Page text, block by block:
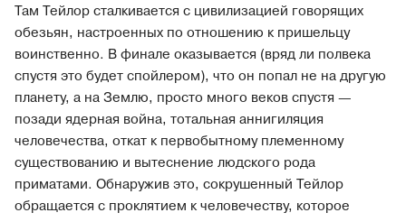
Там Тейлор сталкивается с цивилизацией говорящих
обезьян, настроенных по отношению к пришельцу
воинственно. В финале оказывается (вряд ли полвека
спустя это будет спойлером), что он попал не на другую
планету, а на Землю, просто много веков спустя —
позади ядерная война, тотальная аннигиляция
человечества, откат к первобытному племенному
существованию и вытеснение людского рода
приматами. Обнаружив это, сокрушенный Тейлор
обращается с проклятием к человечеству, которое